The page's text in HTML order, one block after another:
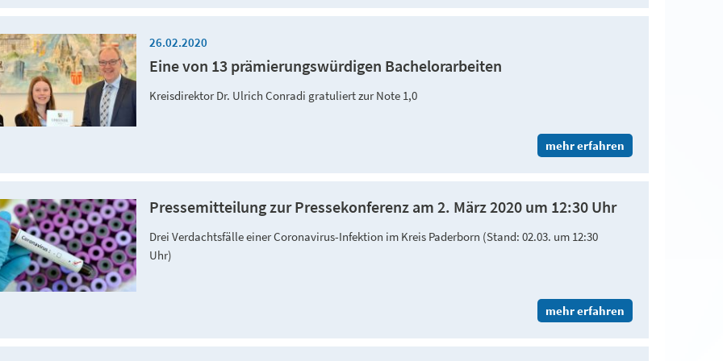
26.02.2020
Eine von 13 prämierungswürdigen Bachelorarbeiten
Kreisdirektor Dr. Ulrich Conradi gratuliert zur Note 1,0
mehr erfahren
Pressemitteilung zur Pressekonferenz am 2. März 2020 um 12:30 Uhr
Drei Verdachtsfälle einer Coronavirus-Infektion im Kreis Paderborn (Stand: 02.03. um 12:30
Uhr)
mehr erfahren